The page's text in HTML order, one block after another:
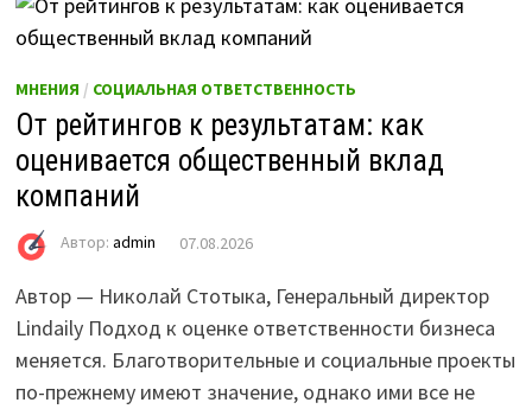
МНЕНИЯ / СОЦИАЛЬНАЯ ОТВЕТСТВЕННОСТЬ
От рейтингов к результатам: как
оценивается общественный вклад
компаний
Автор: admin 07.08.2026
Автор — Николай Стотыка, Генеральный директор
Lindaily Подход к оценке ответственности бизнеса
меняется. Благотворительные и социальные проекты
по-прежнему имеют значение, однако ими все не